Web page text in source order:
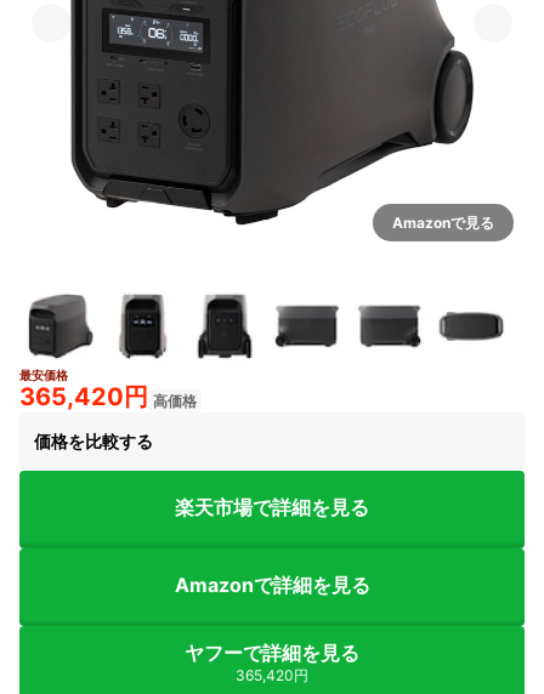
Amazonで見る
最安価格
365,420円 高価格
価格を比較する
楽天市場で詳細を見る
Amazonで詳細を見る
ヤフーで詳細を見る
365,420円